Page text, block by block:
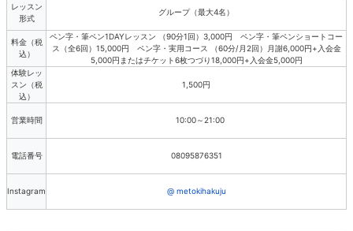
レッスン
形式
グループ（最大4名）
料金（税
込）
ペン字・筆ペン1DAYレッスン （90分1回）3,000円 ペン字・筆ペンショートコー
ス（全6回）15,000円 ペン字・実用コース （60分/月2回）月謝6,000円+入会金
5,000円またはチケット6枚つづり18,000円+入会金5,000円
体験レッ
スン（税
込）
1,500円
営業時間 10:00～21:00
電話番号 08095876351
Instagram @ metokihakuju